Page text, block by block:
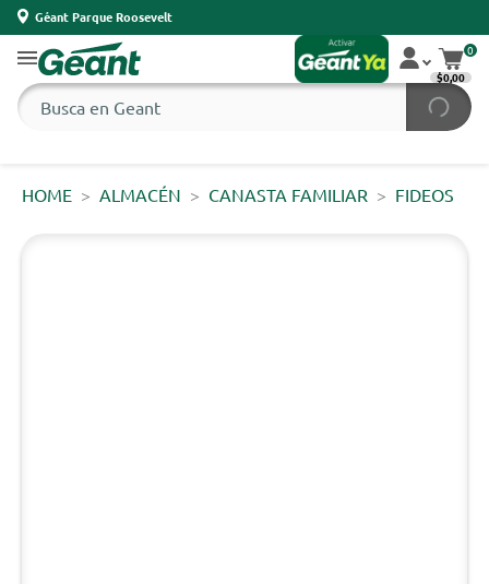
Géant Parque Roosevelt
0
$0,00
HOME ALMACÉN CANASTA FAMILIAR FIDEOS